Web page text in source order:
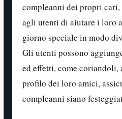
compleanni dei propri cari,
agli utenti di aiutare i loro
giorno speciale in modo
Gli utenti possono
ed effetti, come coriandoli,
profilo dei loro amici,
compleanni siano